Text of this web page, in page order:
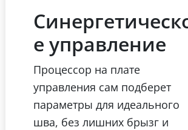
е управление
Процессор на плате
управления сам подберет
параметры для идеального
шва, без лишних брызг и